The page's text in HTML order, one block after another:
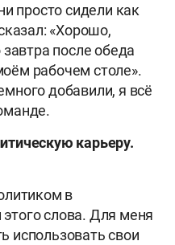
просто сидели как
«Хорошо,
после обеда
рабочем столе».
добавили, я всё
карьеру.
в
слова. Для меня
использовать свои